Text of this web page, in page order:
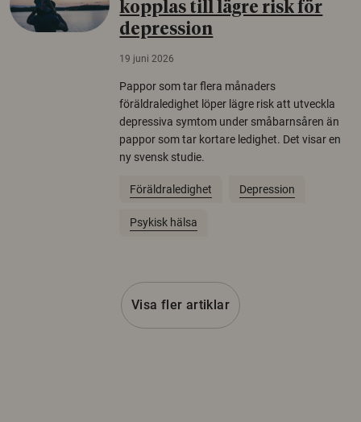
kopplas till lägre risk för
depression
19 juni 2026
Pappor som tar flera månaders
föräldraledighet löper lägre risk att utveckla
depressiva symtom under småbarnsåren än
pappor som tar kortare ledighet. Det visar en
ny svensk studie.
Föräldraledighet Depression
Psykisk hälsa
Visa fler artiklar